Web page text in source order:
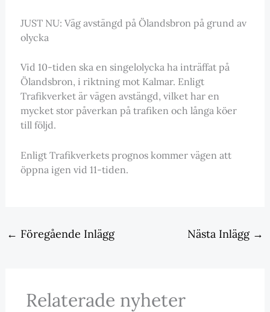
JUST NU: Väg avstängd på Ölandsbron på grund av
olycka
Vid 10-tiden ska en singelolycka ha inträffat på
Ölandsbron, i riktning mot Kalmar. Enligt
Trafikverket är vägen avstängd, vilket har en
mycket stor påverkan på trafiken och långa köer
till följd.
Enligt Trafikverkets prognos kommer vägen att
öppna igen vid 11-tiden.
← Föregående Inlägg Nästa Inlägg →
Relaterade nyheter